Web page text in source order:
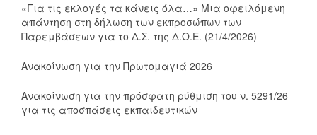
«Για τις εκλογές τα κάνεις όλα…» Μια οφειλόμενη
απάντηση στη δήλωση των εκπροσώπων των
Παρεμβάσεων για το Δ.Σ. της Δ.Ο.Ε. (21/4/2026)
Ανακοίνωση για την Πρωτομαγιά 2026
Ανακοίνωση για την πρόσφατη ρύθμιση του ν. 5291/26
για τις αποσπάσεις εκπαιδευτικών